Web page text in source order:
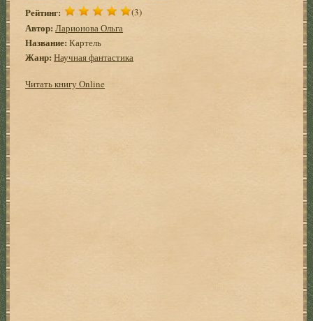
Рейтинг: (3)
Автор: Ларионова Ольга
Название: Картель
Жанр: Научная фантастика
Читать книгу Online